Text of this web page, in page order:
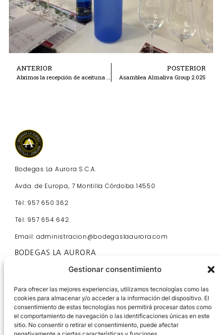
Gestionar consentimiento
Para ofrecer las mejores experiencias, utilizamos tecnologías como las
cookies para almacenar y/o acceder a la información del dispositivo. El
consentimiento de estas tecnologías nos permitirá procesar datos como
el comportamiento de navegación o las identificaciones únicas en este
sitio. No consentir o retirar el consentimiento, puede afectar
ANTERIOR POSTERIOR
Asamblea Almaliva Group 2.025
Bodegas La Aurora S.C.A.
Avda. de Europa, 7 Montilla Córdoba 14550
Tél: 957 650 362
Tél: 957 654 642
Email: administracion@bodegaslaaurora.com
BODEGAS LA AURORA
Contacto
Socios
Actualidad
INFORMACIÓN
Aviso Legal y Política de Privacidad